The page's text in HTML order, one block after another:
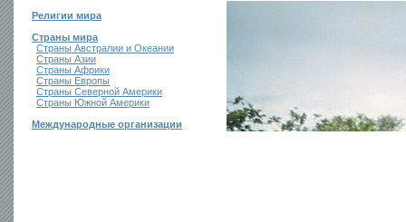
Религии мира
Страны мира
Страны Австралии и Океании
Страны Азии
Страны Африки
Страны Европы
Страны Северной Америки
Страны Южной Америки
Международные организации